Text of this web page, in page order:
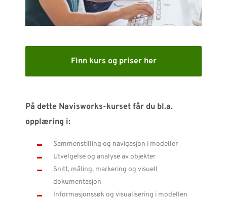
SUPPORT
WEBSHOP
Kontakt
Support: 482 04 400 ( support-no@nti-group.com
Sentralbord: 482 03 300 (
NTI Group Brasil Danmark Deutschland
España Ireland Ísland Italia
Nederland
Finn kurs og priser her
På dette Navisworks-kurset får du bl.a.
opplæring i:
Sammenstilling og navigasjon i modeller
Utvelgelse og analyse av objekter
Snitt, måling, markering og visuell
dokumentasjon
Informasjonssøk og visualisering i modellen